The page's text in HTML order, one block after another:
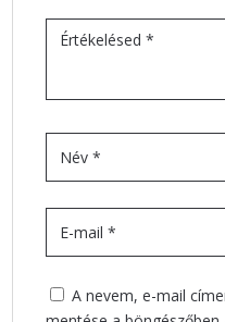
A nevem, e-mail